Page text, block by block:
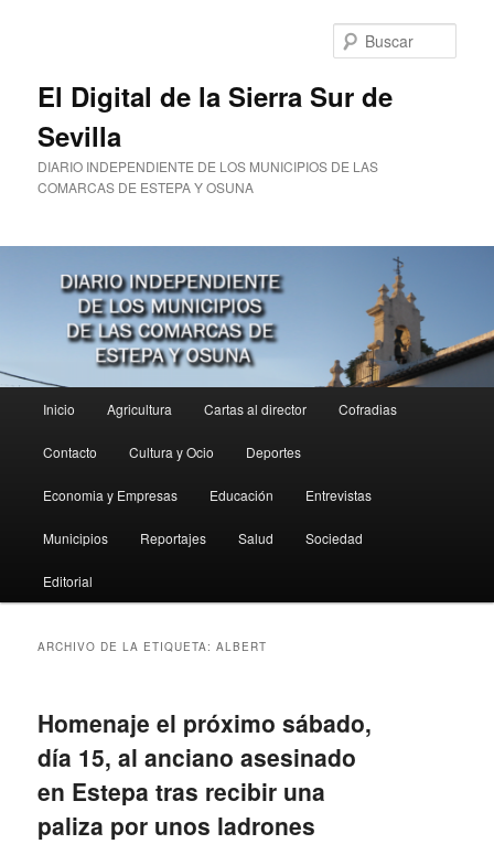
El Digital de la Sierra Sur de
Sevilla
DIARIO INDEPENDIENTE DE LOS MUNICIPIOS DE LAS
COMARCAS DE ESTEPA Y OSUNA
principal
Inicio Agricultura Cartas al director Cofradias
Contacto Cultura y Ocio Deportes
Economia y Empresas Educación Entrevistas
Municipios Reportajes Salud Sociedad
Editorial
ARCHIVO DE LA ETIQUETA:ALBERT
Homenaje el próximo sábado,
día 15, al anciano asesinado
en Estepa tras recibir una
paliza por unos ladrones